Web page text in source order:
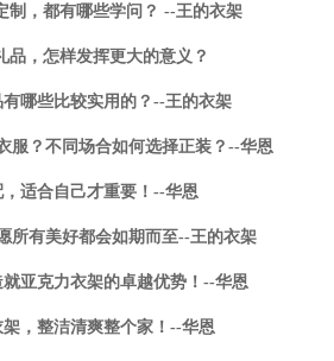
制，都有哪些学问？ --王的衣架
品，怎样发挥更大的意义？
哪些比较实用的？--王的衣架
服？不同场合如何选择正装？--华恩
适合自己才重要！--华恩
所有美好都会如期而至--王的衣架
亚克力衣架的卓越优势！--华恩
，整洁清爽整个家！--华恩